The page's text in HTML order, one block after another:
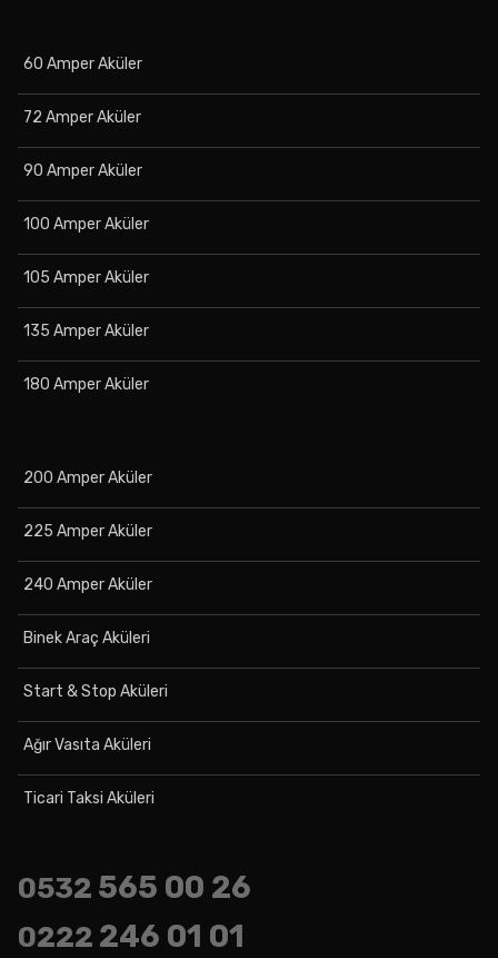
60 Amper Aküler
72 Amper Aküler
90 Amper Aküler
100 Amper Aküler
105 Amper Aküler
135 Amper Aküler
180 Amper Aküler
200 Amper Aküler
225 Amper Aküler
240 Amper Aküler
Binek Araç Aküleri
Start & Stop Aküleri
Ağır Vasıta Aküleri
Ticari Taksi Aküleri
0532 565 00 26
0222 246 01 01